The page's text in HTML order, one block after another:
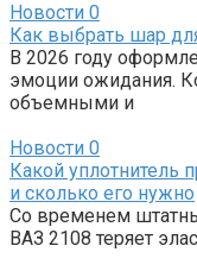
Новости 0
Как выбрать шар
В 2026 году
эмоции ожидания.
объемными и
Новости 0
Какой уплотнитель
и сколько его нужно
Со временем
ВАЗ 2108 теряет